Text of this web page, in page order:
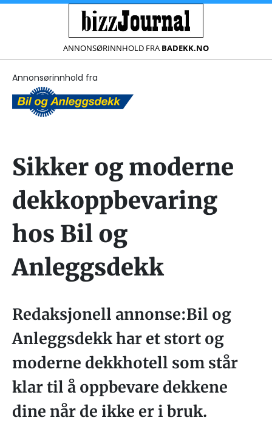
ANNONSØRINNHOLD FRA BADEKK.NO
Annonsørinnhold fra
Sikker og moderne
dekkoppbevaring
hos Bil og
Anleggsdekk
Redaksjonell annonse:Bil og
Anleggsdekk har et stort og
moderne dekkhotell som står
klar til å oppbevare dekkene
dine når de ikke er i bruk.